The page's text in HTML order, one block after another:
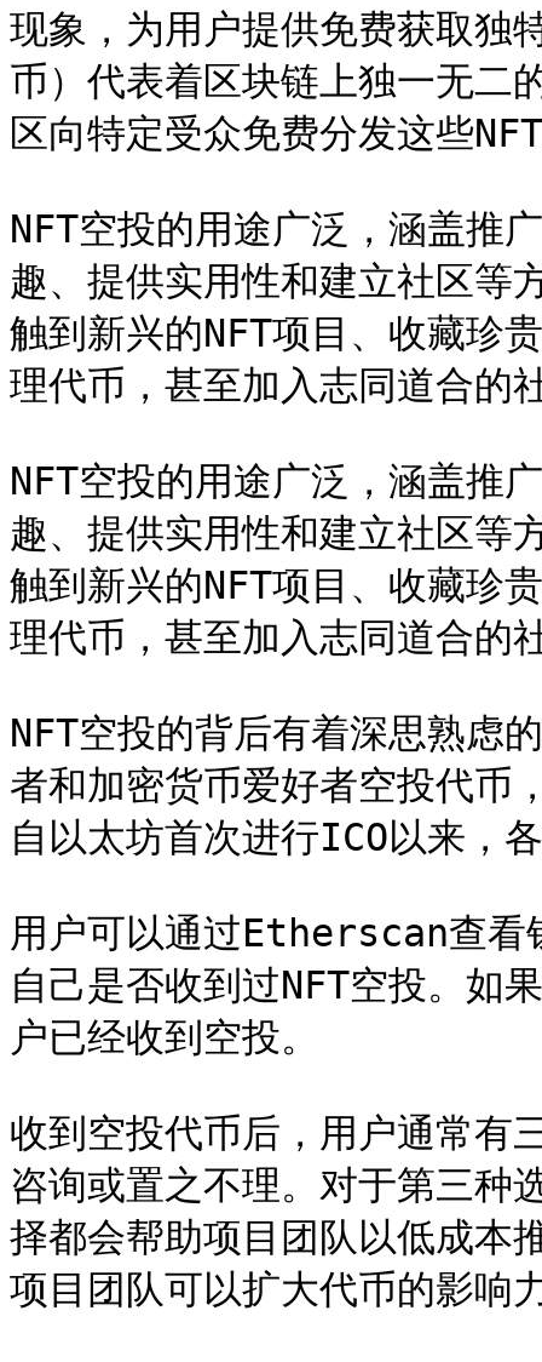
现象，为用户提供免费获取独
币）代表着区块链上独一无二
区向特定受众免费分发这些
NFT空投的用途广泛，涵盖推
趣、提供实用性和建立社区等
触到新兴的NFT项目、收藏珍
理代币，甚至加入志同道合的
NFT空投的用途广泛，涵盖推
趣、提供实用性和建立社区等
触到新兴的NFT项目、收藏珍
理代币，甚至加入志同道合的
NFT空投的背后有着深思熟虑
者和加密货币爱好者空投代币
自以太坊首次进行ICO以来，
用户可以通过Etherscan查看
自己是否收到过NFT空投。如
户已经收到空投。
收到空投代币后，用户通常有
咨询或置之不理。对于第三种
择都会帮助项目团队以低成本
项目团队可以扩大代币的影响